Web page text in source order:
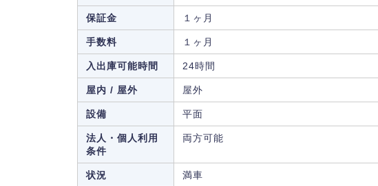
保証金 １ヶ月
手数料 １ヶ月
入出庫可能時間 24時間
屋内 / 屋外 屋外
設備 平面
法人・個人利用
条件
両方可能
状況 満車